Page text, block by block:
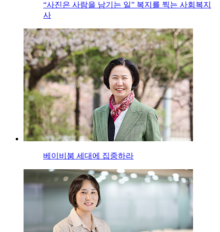
“사진은 사람을 남기는 일” 복지를 찍는 사회복지
사
베이비붐 세대에 집중하라